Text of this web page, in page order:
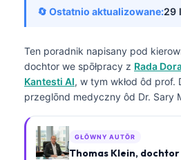
🔄 Ostatnio aktualizowane:29
Ten poradnik napisany pod
dochtor we spōłpracy z Rada
Kantesti AI, w tym wkłod ôd prof.
przeglōnd medyczny ôd Dr. Sary
GŁŌWNY AUTŌR
Thomas Klein, dochtor